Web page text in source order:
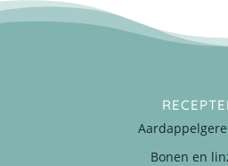
Bonen en